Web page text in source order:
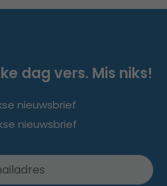
dag vers. Mis niks!
nieuwsbrief
nieuwsbrief